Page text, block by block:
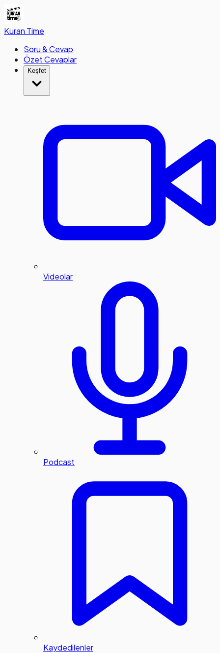
Kuran Time
Soru & Cevap
Özet Cevaplar
Keşfet
Videolar
Podcast
Kaydedilenler